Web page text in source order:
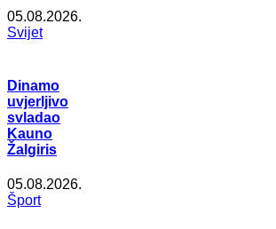
05.08.2026.
Svijet
Dinamo
uvjerljivo
svladao
Kauno
Žalgiris
05.08.2026.
Šport